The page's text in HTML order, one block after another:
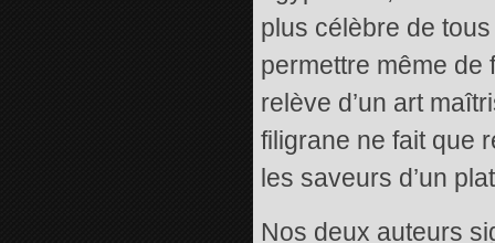
plus célèbre de
permettre même de
relève d’un art
filigrane ne fait que
les saveurs d’un
Nos deux auteurs